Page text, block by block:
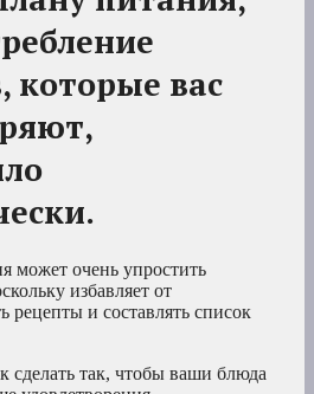
которые вас
может очень упростить
избавляет от
рецепты и составлять список
сделать так, чтобы ваши блюда